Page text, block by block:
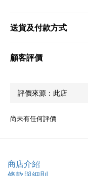
送貨及付款方式
顧客評價
尚未有任何評價
商店介紹